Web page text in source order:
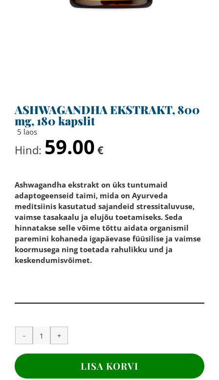
ASHWAGANDHA EKSTRAKT, 800
mg, 180 kapslit
5 laos
Hind: 59.00 €
Ashwagandha ekstrakt on üks tuntumaid
adaptogeenseid taimi, mida on Ayurveda
meditsiinis kasutatud sajandeid stressitaluvuse,
vaimse tasakaalu ja elujõu toetamiseks. Seda
hinnatakse selle võime tõttu aidata organismil
paremini kohaneda igapäevase füüsilise ja vaimse
koormusega ning toetada rahulikku und ja
keskendumisvõimet.
ASHWAGANDHA
LISA KORVI